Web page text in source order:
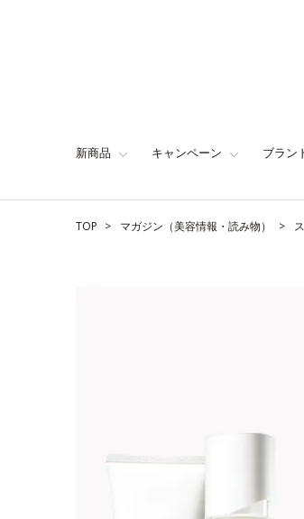
新商品 キャンペーン ブラン
TOP マガジン（美容情報・読み物）